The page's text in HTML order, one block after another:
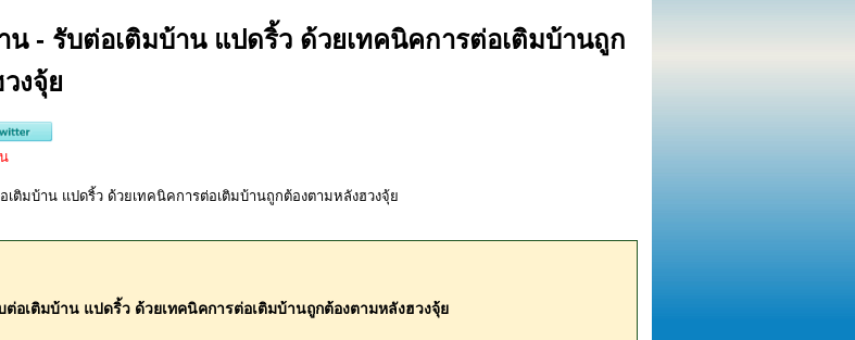
น - รับต่อเติมบ้าน แปดริ้ว ด้วยเทคนิคการต่อเติมบ้านถูก
งจุ้ย
ต่อเติมบ้าน แปดริ้ว ด้วยเทคนิคการต่อเติมบ้านถูกต้องตามหลังฮวงจุ้ย